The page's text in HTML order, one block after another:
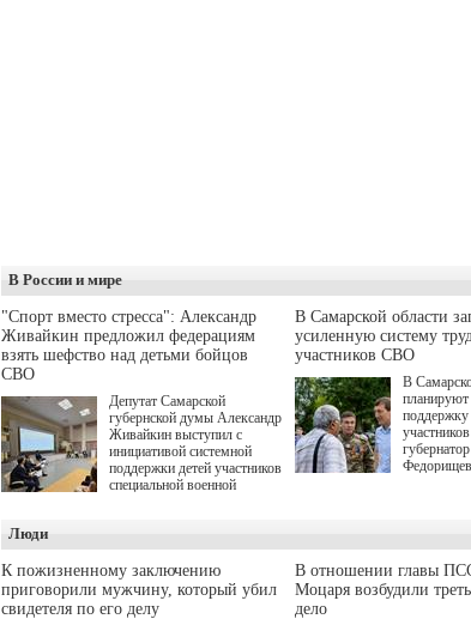
В России и мире
"Спорт вместо стресса": Александр
Живайкин предложил федерациям
взять шефство над детьми бойцов
СВО
Депутат Самарской
губернской думы Александр
Живайкин выступил с
инициативой системной
поддержки детей участников
специальной военной
"Помощь фронту и семьям
участников СВО", которая
прошла в Отрадном 7
августа.
В Самарской области
усиленную систему
участников СВО
В
планируют
поддержку
на
спокойную
мирной
Люди
К пожизненному заключению
приговорили мужчину, который убил
свидетеля по его делу
В отношении главы
Моцаря возбудили
дело